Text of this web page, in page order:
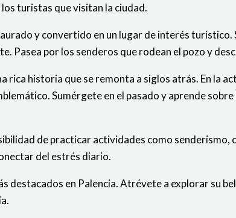
turistas que visitan la ciudad.
y convertido en un lugar de interés
Pasea por los senderos que rodean el pozo y
rica historia que se remonta a siglos atrás. En la
Sumérgete en el pasado y aprende
de practicar actividades como
del estrés diario.
destacados en Palencia. Atrévete a explorar su